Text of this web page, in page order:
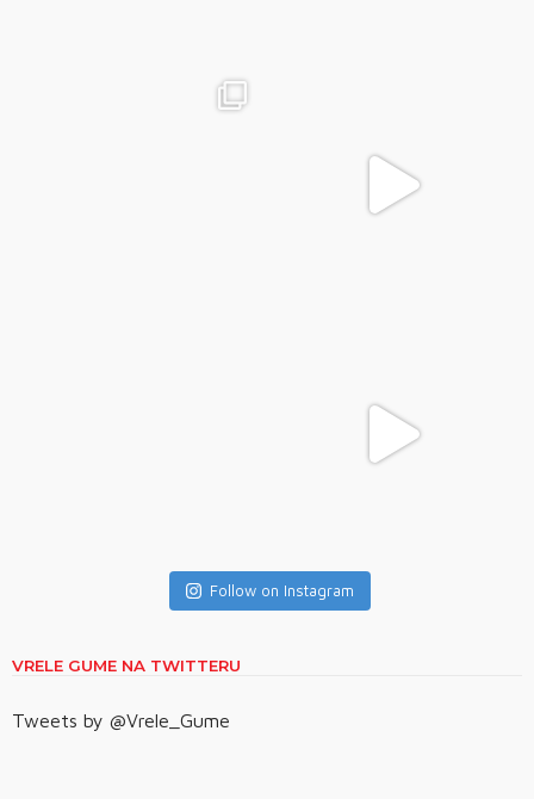
Follow on Instagram
VRELE GUME NA TWITTERU
Tweets by @Vrele_Gume